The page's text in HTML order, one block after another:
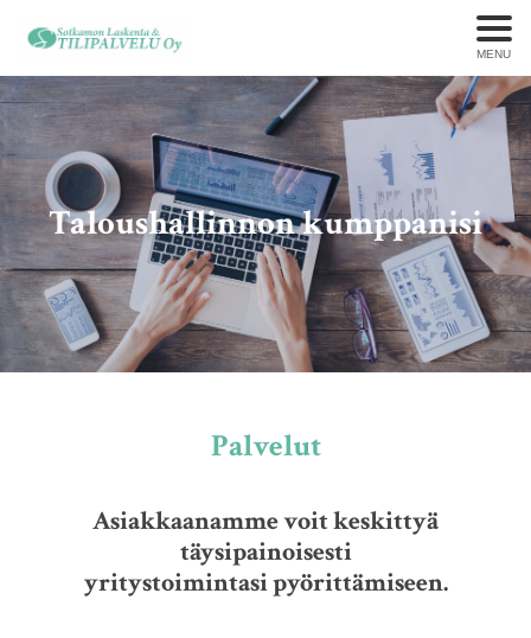
MENU
Taloushallinnon kumppanisi
Palvelut
Asiakkaanamme voit keskittyä
täysipainoisesti
yritystoimintasi pyörittämiseen.